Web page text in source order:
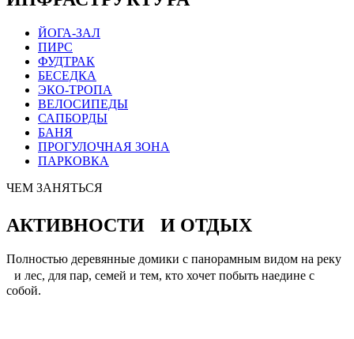
ЙОГА-ЗАЛ
ПИРС
ФУДТРАК
БЕСЕДКА
ЭКО-ТРОПА
ВЕЛОСИПЕДЫ
САПБОРДЫ
БАНЯ
ПРОГУЛОЧНАЯ ЗОНА
ПАРКОВКА
ЧЕМ ЗАНЯТЬСЯ
АКТИВНОСТИ И ОТДЫХ
Полностью деревянные домики с панорамным видом на реку
и лес, для пар, семей и тем, кто хочет побыть наедине с
собой.